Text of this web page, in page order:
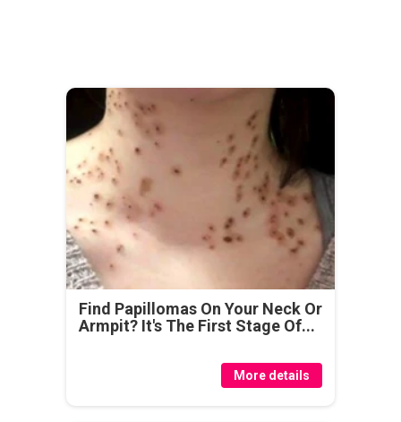
Find Papillomas On Your Neck Or
Armpit? It's The First Stage Of...
More details